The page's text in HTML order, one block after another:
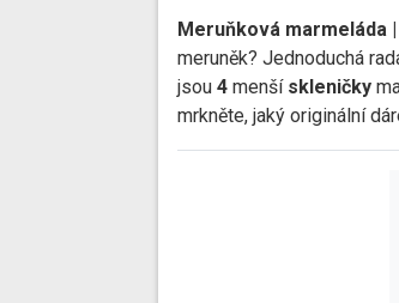
Meruňková marmeláda
meruněk? Jednoduchá
jsou 4 menší skleničky
mrkněte, jaký originální